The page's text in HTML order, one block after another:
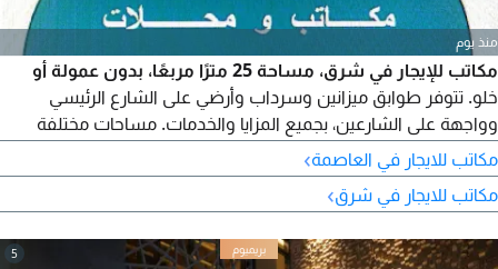
منذ يوم
مكاتب للإيجار في شرق، مساحة 25 مترًا مربعًا، بدون عمولة أو
خلو. تتوفر طوابق ميزانين وسرداب وأرضي على الشارع الرئيسي
وواجهة على الشارعين، بجميع المزايا والخدمات. مساحات مختلفة
وأسعار مرنة. للحجز والتواصل.
مكاتب للايجار في العاصمة›
مكاتب للايجار في شرق›
5